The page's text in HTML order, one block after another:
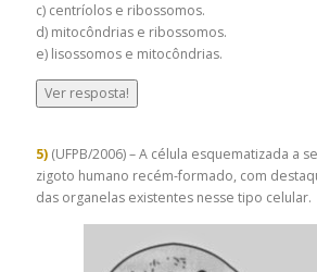
c) centríolos e ribossomos.
d) mitocôndrias e ribossomos.
e) lisossomos e mitocôndrias.
Ver resposta!
5) (UFPB/2006) – A célula esquematizada a
zigoto humano recém-formado, com
das organelas existentes nesse tipo celular.